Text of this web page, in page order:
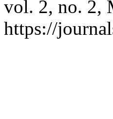
vol. 2, no. 2,
https://